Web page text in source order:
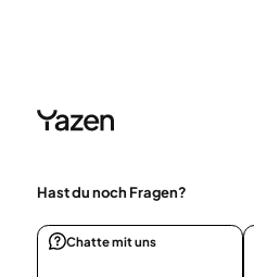
Hast du noch Fragen?
Chatte mit uns